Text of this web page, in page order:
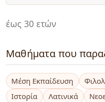
έως 30 ετών
Μαθήματα που
Μέση Εκπαίδευση
Ιστορία
Λατινικά